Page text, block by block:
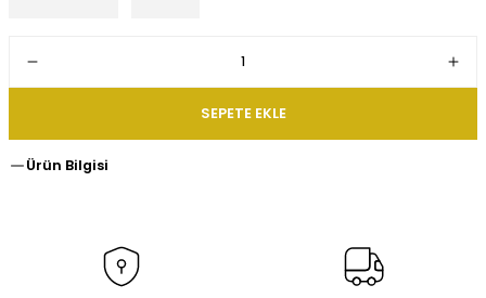
SEPETE EKLE
Ürün Bilgisi